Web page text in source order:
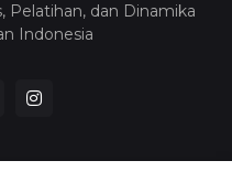
Pelatihan, dan Dinamika
Indonesia